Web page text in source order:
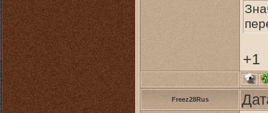
+1
Freez28Rus